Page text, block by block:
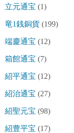
立元通宝 (1)
竜1銭銅貨 (199)
端慶通宝 (12)
箱館通宝 (7)
紹平通宝 (12)
紹治通宝 (27)
紹聖元宝 (98)
紹豊平宝 (17)